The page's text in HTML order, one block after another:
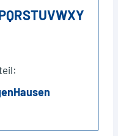
QRSTUVWXY
Hausen